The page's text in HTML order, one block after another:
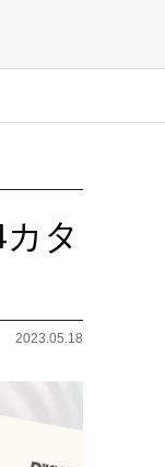
タ
2023.05.18